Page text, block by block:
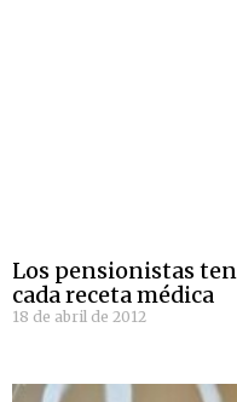
Los pensionistas
cada receta médica
18 de abril de 2012